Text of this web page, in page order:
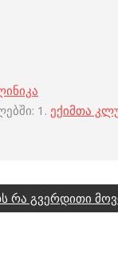
1. ექიმთა
რა გვერდითი